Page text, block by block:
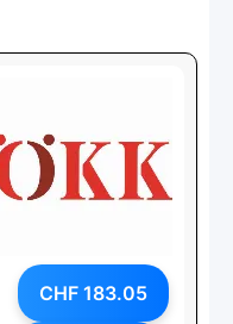
CHF 183.05